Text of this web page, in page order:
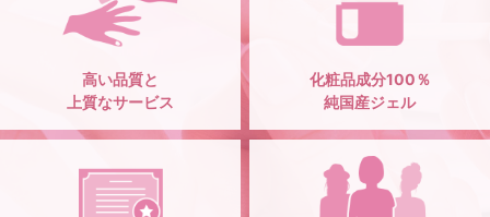
高い品質と
上質なサービス
化粧品成分100％
純国産ジェル